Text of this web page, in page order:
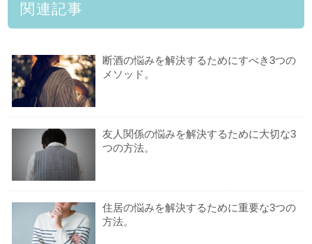
関連記事
断酒の悩みを解決するためにすべき3つの
メソッド。
友人関係の悩みを解決するために大切な3
つの方法。
住居の悩みを解決するために重要な3つの
方法。